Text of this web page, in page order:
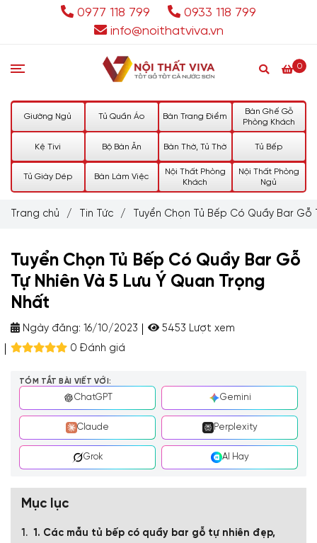
0977 118 799
0933 118 799
info@noithatviva.vn
0
Giường Ngủ Tủ Quần Áo Bàn Trang Điểm
Bàn Ghế Gỗ
Phòng Khách
Kệ Tivi Bộ Bàn Ăn Bàn Thờ, Tủ Thờ Tủ Bếp
Tủ Giày Dép Bàn Làm Việc
Nội Thất Phòng
Khách
Nội Thất Phòng
Ngủ
Trang chủ / Tin Tức / Tuyển Chọn Tủ Bếp Có Quầy Bar
Tuyển Chọn Tủ Bếp Có Quầy Bar Gỗ
Tự Nhiên Và 5 Lưu Ý Quan Trọng
Nhất
Ngày đăng: 16/10/2023
5453 Lượt xem
0 Đánh giá
TÓM TẮT BÀI VIẾT VỚI:
ChatGPT Gemini
Claude Perplexity
Grok AI Hay
Mục lục
1. Các mẫu tủ bếp có quầy bar gỗ tự nhiên đẹp,